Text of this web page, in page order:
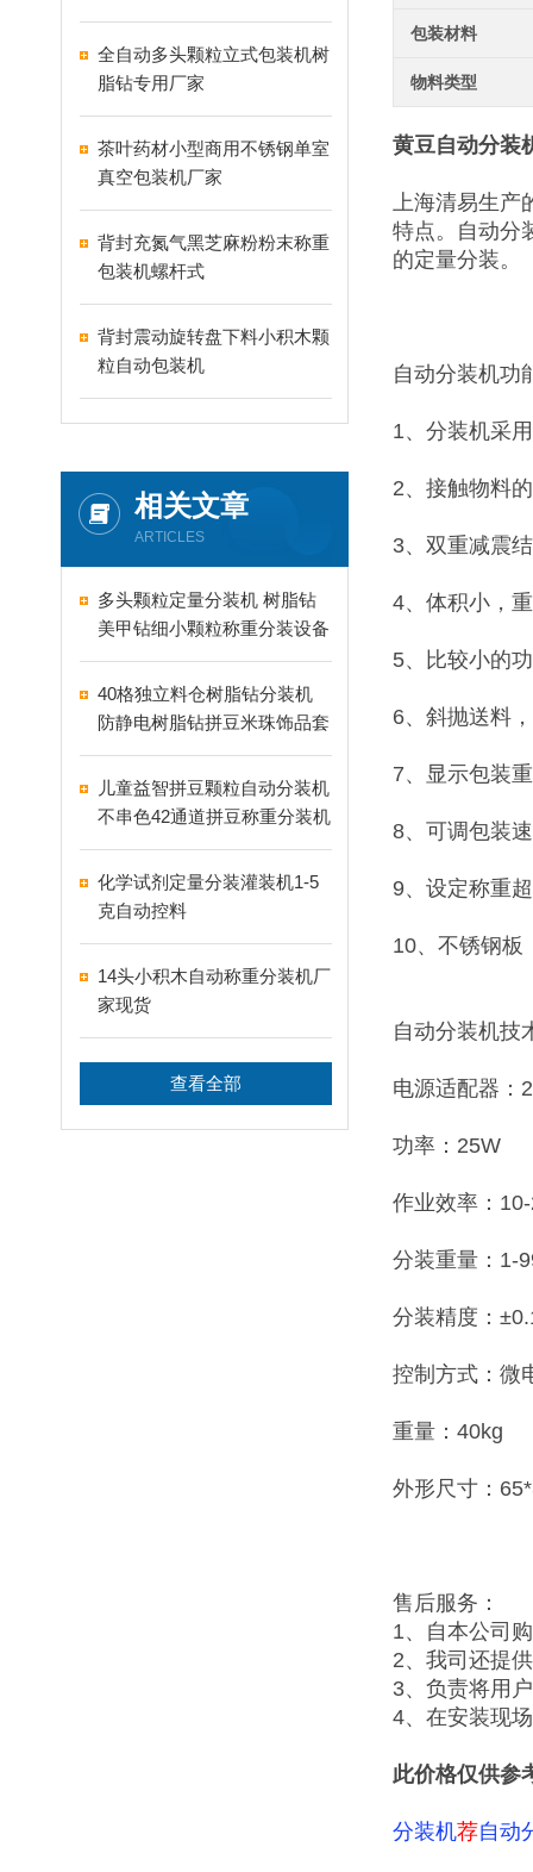
全自动多头颗粒立式包装机树
脂钻专用厂家
茶叶药材小型商用不锈钢单室
真空包装机厂家
背封充氮气黑芝麻粉粉末称重
包装机螺杆式
背封震动旋转盘下料小积木颗
粒自动包装机
相关文章
ARTICLES
多头颗粒定量分装机 树脂钻
美甲钻细小颗粒称重分装设备
支持24-60头定制
40格独立料仓树脂钻分装机
防静电树脂钻拼豆米珠饰品套
盒分装设备
儿童益智拼豆颗粒自动分装机
不串色42通道拼豆称重分装机
化学试剂定量分装灌装机1-5
克自动控料
14头小积木自动称重分装机厂
家现货
查看全部
包装材料
物料类型
黄豆自动分装
上海清易生产
特点。自动分
的定量分装。
自动分装机功
1、分装机采
2、接触物料
3、双重减震
4、体积小，
5、比较小的
6、斜抛送料
7、显示包装
8、可调包装
9、设定称重
10、不锈钢板
自动分装机技
电源适配器：
功率：25W
作业效率：
分装重量：1-
分装精度：
控制方式：微
重量：40kg
外形尺寸：
售后服务：
1、自本公司
2、我司还提
3、负责将用
4、在安装现
此价格仅供参
分装机荐自动